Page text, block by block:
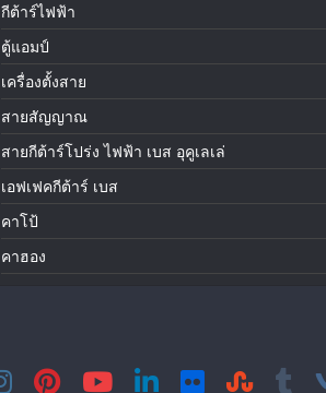
กีต้าร์ไฟฟ้า
ตู้แอมป์
เครื่องตั้งสาย
สายสัญญาณ
สายกีต้าร์โปร่ง ไฟฟ้า เบส อุคูเลเล่
เอฟเฟคกีต้าร์ เบส
คาโป้
คาฮอง